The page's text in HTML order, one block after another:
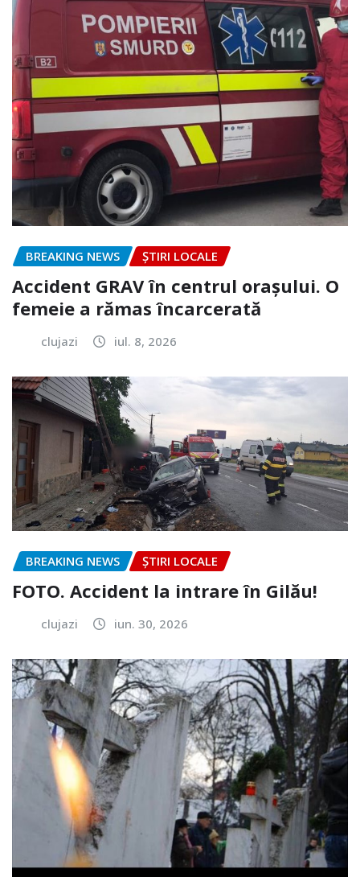
BREAKING NEWS ȘTIRI LOCALE
Accident GRAV în centrul orașului. O
femeie a rămas încarcerată
clujazi iul. 8, 2026
BREAKING NEWS ȘTIRI LOCALE
FOTO. Accident la intrare în Gilău!
clujazi iun. 30, 2026